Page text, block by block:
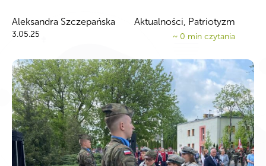
Aleksandra Szczepańska
3.05.25
Aktualności, Patriotyzm
~ 0 min czytania